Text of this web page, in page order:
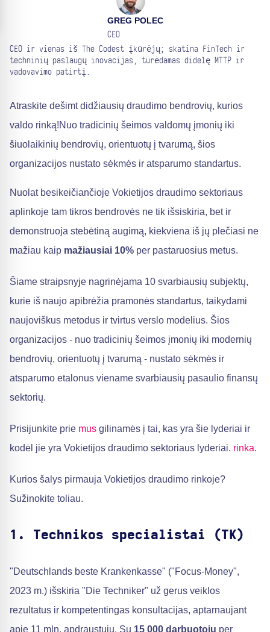
GREG POLEC
CEO
CEO ir vienas iš The Codest įkūrėjų; skatina FinTech ir
techninių paslaugų inovacijas, turėdamas didelę MTTP ir
vadovavimo patirtį.
Atraskite dešimt didžiausių draudimo bendrovių, kurios
valdo rinką!Nuo tradicinių šeimos valdomų įmonių iki
šiuolaikinių bendrovių, orientuotų į tvarumą, šios
organizacijos nustato sėkmės ir atsparumo standartus.
Nuolat besikeičiančioje Vokietijos draudimo sektoriaus
aplinkoje tam tikros bendrovės ne tik išsiskiria, bet ir
demonstruoja stebėtiną augimą, kiekviena iš jų plečiasi ne
mažiau kaip mažiausiai 10% per pastaruosius metus.
Šiame straipsnyje nagrinėjama 10 svarbiausių subjektų,
kurie iš naujo apibrėžia pramonės standartus, taikydami
naujoviškus metodus ir tvirtus verslo modelius. Šios
organizacijos - nuo tradicinių šeimos įmonių iki modernių
bendrovių, orientuotų į tvarumą - nustato sėkmės ir
atsparumo etalonus viename svarbiausių pasaulio finansų
sektorių.
Prisijunkite prie mus gilinamės į tai, kas yra šie lyderiai ir
kodėl jie yra Vokietijos draudimo sektoriaus lyderiai. rinka.
Kurios šalys pirmauja Vokietijos draudimo rinkoje?
Sužinokite toliau.
1. Technikos specialistai (TK)
"Deutschlands beste Krankenkasse" ("Focus-Money",
2023 m.) išskiria "Die Techniker" už gerus veiklos
rezultatus ir kompetentingas konsultacijas, aptarnaujant
apie 11 mln. apdraustųjų. Su 15 000 darbuotojų per